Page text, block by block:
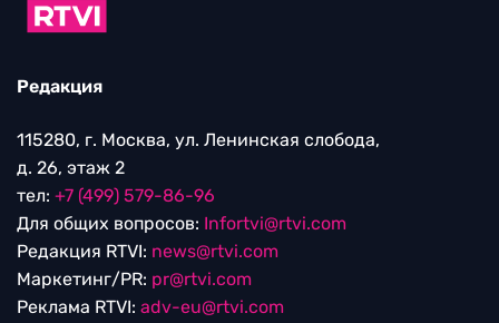
Редакция
115280, г. Москва, ул. Ленинская слобода,
д. 26, этаж 2
тел: +7 (499) 579-86-96
Для общих вопросов: Infortvi@rtvi.com
Редакция RTVI: news@rtvi.com
Маркетинг/PR: pr@rtvi.com
Реклама RTVI: adv-eu@rtvi.com